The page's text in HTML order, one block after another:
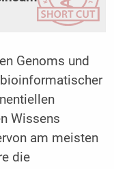
Genoms und
Wissens
am meisten
die